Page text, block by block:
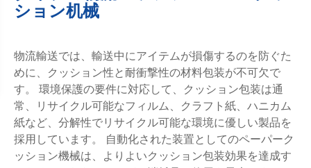
ション机械
物流輸送では、輸送中にアイテムが損傷するのを防ぐた
めに、クッション性と耐衝撃性の材料包装が不可欠で
す。 環境保護の要件に対応して、クッション包装は通
常、リサイクル可能なフィルム、クラフト紙、ハニカム
紙など、分解性でリサイクル可能な環境に優しい製品を
採用しています。 自動化された装置としてのペーパーク
ッション機械は、よりよいクッション包装効果を達成す